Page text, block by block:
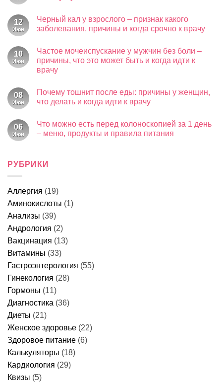
записи
Профпатолог:
что
что
смотрит
и
что
мужчин
12
Июн
Черный кал у взрослого – признак какого
заболевания, причины и когда срочно к врачу
записи
Черный
кал
у
признак
какого
заболевания,
когда
срочно
к
10
Июн
Частое мочеиспускание у мужчин без боли –
причины, что это может быть и когда идти к
врачу
записи
Частое
мочеиспускание
без
боли
может
идти
к
врачу
08
Июн
Почему тошнит после еды: причины у женщин,
что делать и когда идти к врачу
записи
Почему
тошнит
у
и
когда
идти
к
врачу
06
Июн
Что можно есть перед колоноскопией за 1 день
– меню, продукты и правила питания
Что
можно
колоноскопией
за
1
день
меню,
продукты
правила
питания
РУБРИКИ
Аллергия (19)
Аминокислоты (1)
Анализы (39)
Андрология (2)
Вакцинация (13)
Витамины (33)
Гастроэнтерология (55)
Гинекология (28)
Гормоны (11)
Диагностика (36)
Диеты (21)
Женское здоровье (22)
Здоровое питание (6)
Калькуляторы (18)
Кардиология (29)
Квизы (5)